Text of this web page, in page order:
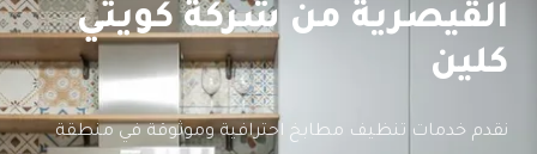
القيصرية من شركة كويتي
كلين
نقدم خدمات تنظيف مطابخ احترافية وموثوقة في منطقة